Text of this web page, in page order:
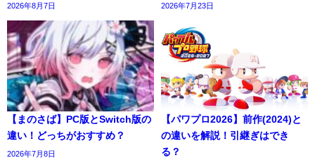
2026年8月7日 2026年7月23日
【まのさば】PC版とSwitch版の
違い！どっちがおすすめ？
2026年7月8日
【パワプロ2026】前作(2024)と
の違いを解説！引継ぎはでき
る？